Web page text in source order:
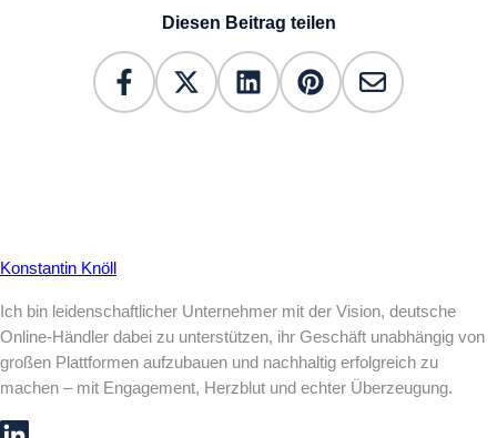
Diesen Beitrag teilen
Konstantin Knöll
Ich bin leidenschaftlicher Unternehmer mit der Vision, deutsche
Online-Händler dabei zu unterstützen, ihr Geschäft unabhängig von
großen Plattformen aufzubauen und nachhaltig erfolgreich zu
machen – mit Engagement, Herzblut und echter Überzeugung.